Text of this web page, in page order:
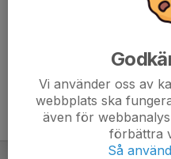
Vi använder oss av
webbplats ska
även för
förbättra
Så